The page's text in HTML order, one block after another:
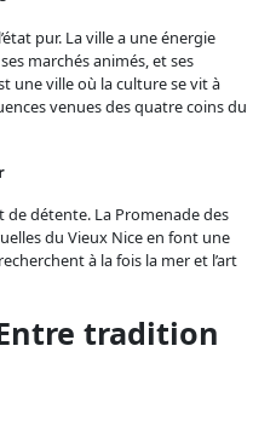
pur. La ville a une énergie
marchés animés, et ses
une ville où la culture se vit à
venues des quatre coins du
détente. La Promenade des
du Vieux Nice en font une
à la fois la mer et l’art
tradition